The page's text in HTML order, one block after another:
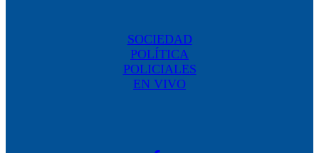
SOCIEDAD
POLÍTICA
POLICIALES
EN VIVO